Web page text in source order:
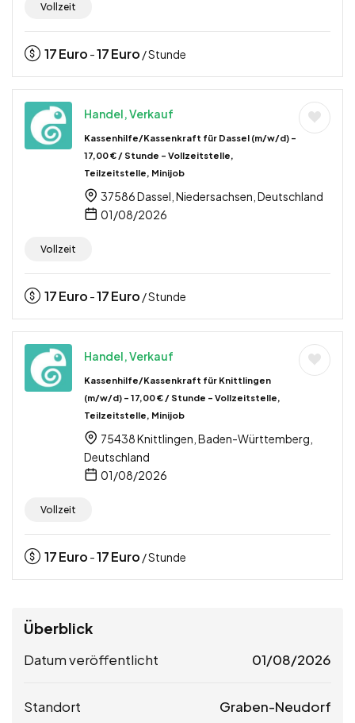
Vollzeit
17Euro -17Euro / Stunde
Handel, Verkauf
Kassenhilfe/Kassenkraft für Dassel (m/w/d) –
17,00 € / Stunde – Vollzeitstelle,
Teilzeitstelle, Minijob
37586 Dassel, Niedersachsen, Deutschland
01/08/2026
Vollzeit
17Euro -17Euro / Stunde
Handel, Verkauf
Kassenhilfe/Kassenkraft für Knittlingen
(m/w/d) – 17,00 € / Stunde – Vollzeitstelle,
Teilzeitstelle, Minijob
75438 Knittlingen, Baden-Württemberg,
Deutschland
01/08/2026
Vollzeit
17Euro -17Euro / Stunde
Überblick
Datum veröffentlicht 01/08/2026
Standort Graben-Neudorf